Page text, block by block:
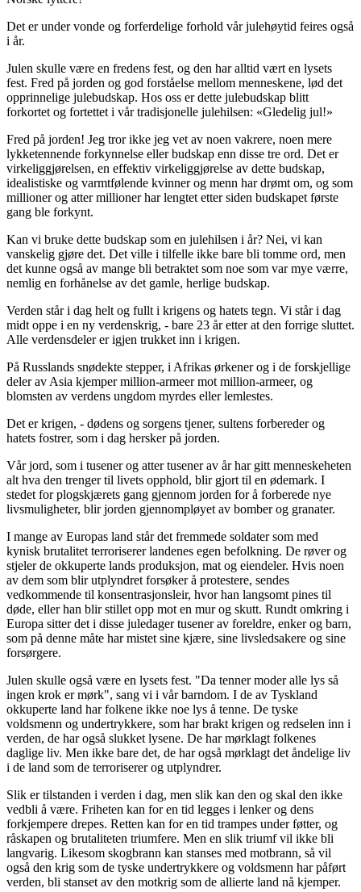
Det er under vonde og forferdelige forhold vår julehøytid feires også
i år.
Julen skulle være en fredens fest, og den har alltid vært en lysets
fest. Fred på jorden og god forståelse mellom menneskene, lød det
opprinnelige julebudskap. Hos oss er dette julebudskap blitt
forkortet og fortettet i vår tradisjonelle julehilsen: «Gledelig jul!»
Fred på jorden! Jeg tror ikke jeg vet av noen vakrere, noen mere
lykketennende forkynnelse eller budskap enn disse tre ord. Det er
virkeliggjørelsen, en effektiv virkeliggjørelse av dette budskap,
idealistiske og varmtfølende kvinner og menn har drømt om, og som
millioner og atter millioner har lengtet etter siden budskapet første
gang ble forkynt.
Kan vi bruke dette budskap som en julehilsen i år? Nei, vi kan
vanskelig gjøre det. Det ville i tilfelle ikke bare bli tomme ord, men
det kunne også av mange bli betraktet som noe som var mye værre,
nemlig en forhånelse av det gamle, herlige budskap.
Verden står i dag helt og fullt i krigens og hatets tegn. Vi står i dag
midt oppe i en ny verdenskrig, - bare 23 år etter at den forrige sluttet.
Alle verdensdeler er igjen trukket inn i krigen.
På Russlands snødekte stepper, i Afrikas ørkener og i de forskjellige
deler av Asia kjemper million-armeer mot million-armeer, og
blomsten av verdens ungdom myrdes eller lemlestes.
Det er krigen, - dødens og sorgens tjener, sultens forbereder og
hatets fostrer, som i dag hersker på jorden.
Vår jord, som i tusener og atter tusener av år har gitt menneskeheten
alt hva den trenger til livets opphold, blir gjort til en ødemark. I
stedet for plogskjærets gang gjennom jorden for å forberede nye
livsmuligheter, blir jorden gjennompløyet av bomber og granater.
I mange av Europas land står det fremmede soldater som med
kynisk brutalitet terroriserer landenes egen befolkning. De røver og
stjeler de okkuperte lands produksjon, mat og eiendeler. Hvis noen
av dem som blir utplyndret forsøker å protestere, sendes
vedkommende til konsentrasjonsleir, hvor han langsomt pines til
døde, eller han blir stillet opp mot en mur og skutt. Rundt omkring i
Europa sitter det i disse juledager tusener av foreldre, enker og barn,
som på denne måte har mistet sine kjære, sine livsledsakere og sine
forsørgere.
Julen skulle også være en lysets fest. "Da tenner moder alle lys så
ingen krok er mørk", sang vi i vår barndom. I de av Tyskland
okkuperte land har folkene ikke noe lys å tenne. De tyske
voldsmenn og undertrykkere, som har brakt krigen og redselen inn i
verden, de har også slukket lysene. De har mørklagt folkenes
daglige liv. Men ikke bare det, de har også mørklagt det åndelige liv
i de land som de terroriserer og utplyndrer.
Slik er tilstanden i verden i dag, men slik kan den og skal den ikke
vedbli å være. Friheten kan for en tid legges i lenker og dens
forkjempere drepes. Retten kan for en tid trampes under føtter, og
råskapen og brutaliteten triumfere. Men en slik triumf vil ikke bli
langvarig. Likesom skogbrann kan stanses med motbrann, så vil
også den krig som de tyske undertrykkere og voldsmenn har påført
verden, bli stanset av den motkrig som de allierte land nå kjemper.